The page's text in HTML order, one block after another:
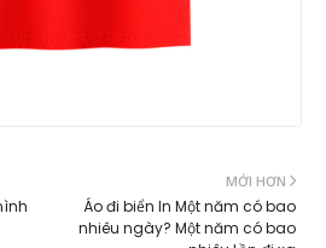
MỚI HƠN
Áo đi biển In Một năm có bao
nhiêu ngày? Một năm có bao